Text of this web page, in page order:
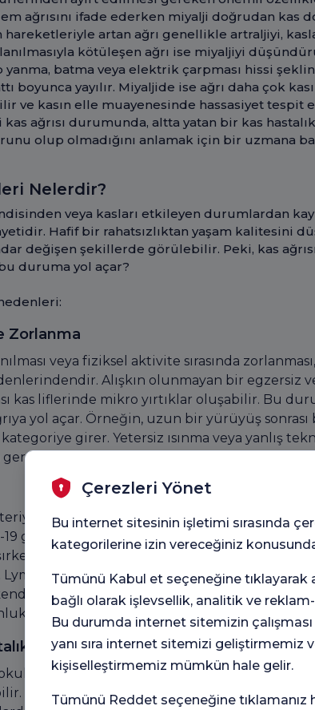
ağrısını ifade ederken miyalji doğrudan kas
hareketleriyle artan ağrı genellikle artraljiyi,
kötüleşen ağrı ise miyaljiyi
yanma, batma veya elektrik çarpması hissi
boyunca yayılır. Miyaljide ise ağrı daha çok
ve kasın elle muayenesinde hassasiyet tespit
ağrısı durumunda, altta yatan bir kas
olup olmadığını anlamak için bir uzmana
Nelerdir?
veya kasları etkileyen durumlardan
Hafif bir rahatsızlıktan yaşam kalitesini
değişen şekillerde görülebilir. Peki, kas
duruma yol açar?
Zorlanma
veya fiziksel aktivite sırasında
Alışkın olunmayan bir egzersiz
kas liflerinde mikro yırtıklar oluşabilir. Bu
yol açar. Örneğin, uzun bir yürüyüş sonrası
girer. Yetersiz ısınma veya yanlış
gereğinden fazla gerilmesine ve ağrıya neden
enfeksiyonlar miyaljiye sebep olabilir.
19 gibi viral enfeksiyonlar, vücudun bağışıklık
ürettiği iltihabi reaksiyonlar nedeniyle
Lyme hastalığı gibi bazı bakteriyel
gösterebilir. Enfeksiyon sırasında
kas ağrılarının şiddetini artırabilir.
saldırdığı otoimmün hastalıklar da
Romatoid artrit, lupus, polimiyozit ve
Çerezleri Yönet
Bu internet sitesinin işletimi sırasında
kategorilerine izin vereceğiniz
Tümünü Kabul et seçeneğine tıklayarak
bağlı olarak işlevsellik, analitik ve
Bu durumda internet sitemizin
yanı sıra internet sitemizi geliştirmemiz
kişiselleştirmemiz mümkün hale gelir.
Tümünü Reddet seçeneğine